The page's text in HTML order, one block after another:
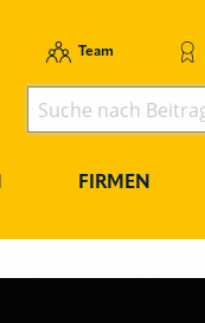
Team
FIRMEN